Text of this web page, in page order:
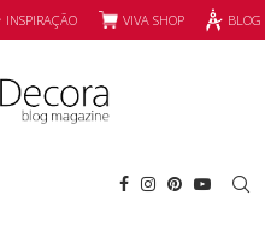
INSPIRAÇÃO VIVA SHOP